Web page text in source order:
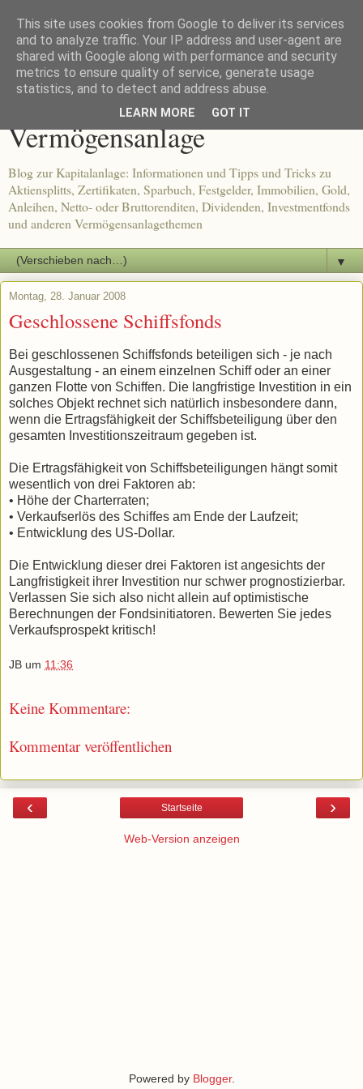
Tipps und Tricks zur
Vermögensanlage
Blog zur Kapitalanlage: Informationen und Tipps und Tricks zu
Aktiensplitts, Zertifikaten, Sparbuch, Festgelder, Immobilien, Gold,
Anleihen, Netto- oder Bruttorenditen, Dividenden, Investmentfonds
und anderen Vermögensanlagethemen
▼
Montag, 28. Januar 2008
Geschlossene Schiffsfonds
Bei geschlossenen Schiffsfonds beteiligen sich - je nach
Ausgestaltung - an einem einzelnen Schiff oder an einer
ganzen Flotte von Schiffen. Die langfristige Investition in ein
solches Objekt rechnet sich natürlich insbesondere dann,
wenn die Ertragsfähigkeit der Schiffsbeteiligung über den
gesamten Investitionszeitraum gegeben ist.
Die Ertragsfähigkeit von Schiffsbeteiligungen hängt somit
wesentlich von drei Faktoren ab:
• Höhe der Charterraten;
• Verkaufserlös des Schiffes am Ende der Laufzeit;
• Entwicklung des US-Dollar.
Die Entwicklung dieser drei Faktoren ist angesichts der
Langfristigkeit ihrer Investition nur schwer prognostizierbar.
Verlassen Sie sich also nicht allein auf optimistische
Berechnungen der Fondsinitiatoren. Bewerten Sie jedes
Verkaufsprospekt kritisch!
JB um 11:36
Keine Kommentare:
Kommentar veröffentlichen
‹ ›
Startseite
Web-Version anzeigen
Powered by Blogger.
This site uses cookies from Google to deliver its services
and to analyze traffic. Your IP address and user-agent are
shared with Google along with performance and security
metrics to ensure quality of service, generate usage
statistics, and to detect and address abuse.
LEARN MORE GOT IT